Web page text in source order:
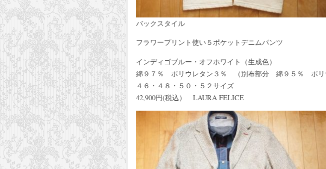
バックスタイル
フラワープリント使い５ポケットデニムパンツ
インディゴブルー・オフホワイト（生成色）
綿９７％ ポリウレタン３％ （別布部分 綿９５％ ポリ
４６・４８・５０・５２サイズ
42,900円(税込） LAURA FELICE